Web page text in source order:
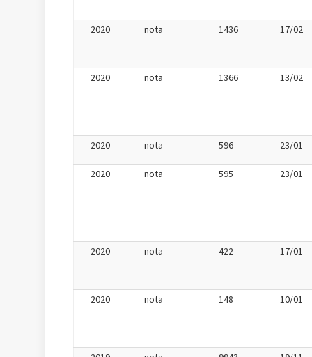
2020 nota 1436 17/02
2020 nota 1366 13/02
2020 nota 596 23/01
2020 nota 595 23/01
2020 nota 422 17/01
2020 nota 148 10/01